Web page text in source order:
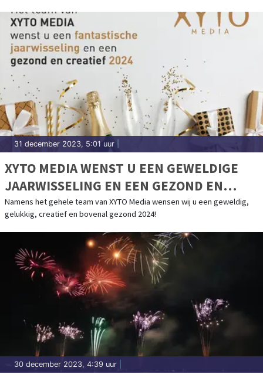
31 december 2023, 5:01 uur
XYTO MEDIA WENST U EEN GEWELDIGE
JAARWISSELING EN EEN GEZOND EN
CREATIEF 2024
Namens het gehele team van XYTO Media wensen wij u een geweldig,
gelukkig, creatief en bovenal gezond 2024!
30 december 2023, 4:39 uur